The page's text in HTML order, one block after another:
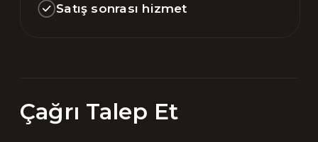
Satış sonrası hizmet
Çağrı Talep Et